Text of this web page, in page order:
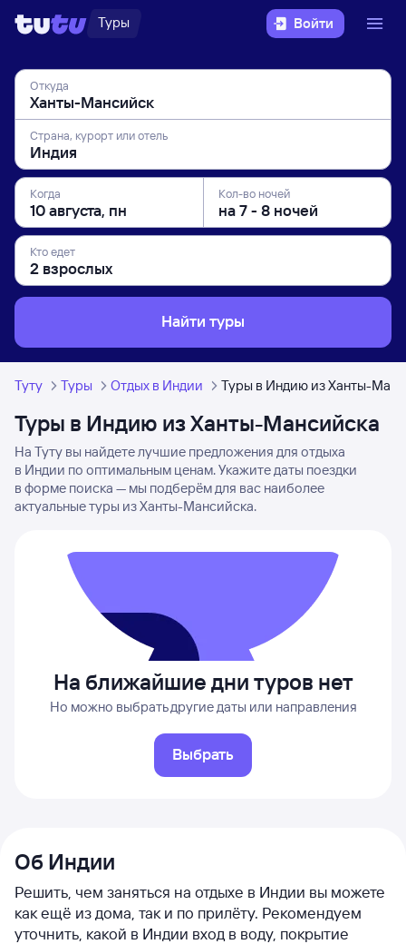
Туры Войти
Откуда
Страна, курорт или отель
Когда Кол-во ночей
Кто едет
Найти туры
Туту Туры Отдых в Индии Туры в Индию из Ханты-
Туры в Индию из Ханты-Мансийска
На Туту вы найдете лучшие предложения для отдыха
в Индии по оптимальным ценам. Укажите даты поездки
в форме поиска — мы подберём для вас наиболее
актуальные туры из Ханты-Мансийска.
На ближайшие дни туров нет
Но можно выбрать другие даты или направления
Выбрать
Об Индии
Решить, чем заняться на отдыхе в Индии вы можете
как ещё из дома, так и по прилёту. Рекомендуем
уточнить, какой в Индии вход в воду, покрытие